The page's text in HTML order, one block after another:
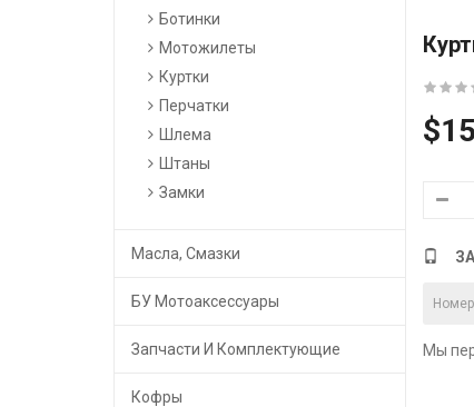
Ботинки
Мотожилеты
Куртки
Перчатки
Шлема
Штаны
Замки
Масла, Смазки
БУ Мотоаксессуары
Запчасти И Комплектующие
Кофры
Мы